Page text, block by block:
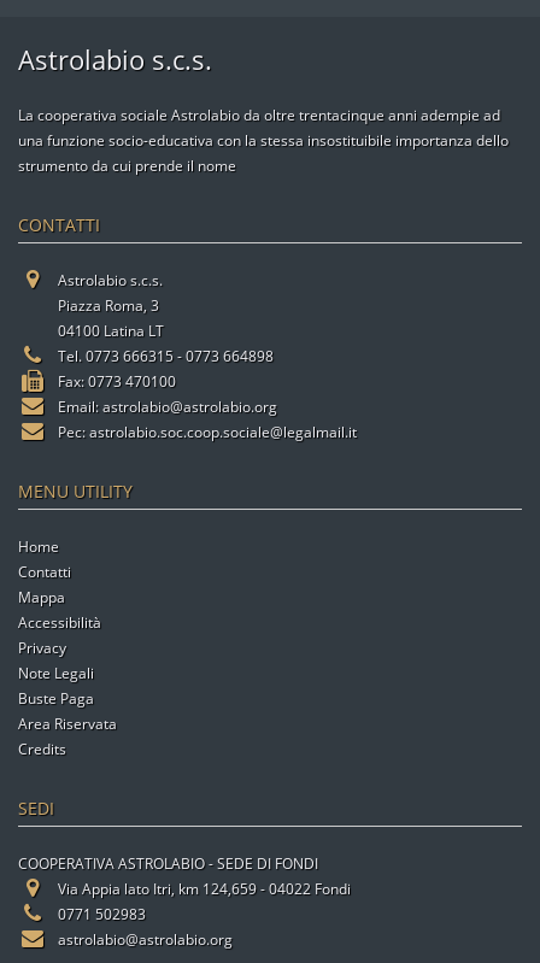
Astrolabio s.c.s.
La cooperativa sociale Astrolabio da oltre trentacinque anni adempie ad
una funzione socio-educativa con la stessa insostituibile importanza dello
strumento da cui prende il nome
CONTATTI
Astrolabio s.c.s.
Piazza Roma, 3
04100 Latina LT
Tel. 0773 666315 - 0773 664898
Fax: 0773 470100
Email:astrolabio@astrolabio.org
Pec:astrolabio.soc.coop.sociale@legalmail.it
MENU UTILITY
Home
Contatti
Mappa
Accessibilità
Privacy
Note Legali
Buste Paga
Area Riservata
Credits
SEDI
COOPERATIVA ASTROLABIO - SEDE DI FONDI
Via Appia lato Itri, km 124,659 - 04022 Fondi
0771 502983
astrolabio@astrolabio.org